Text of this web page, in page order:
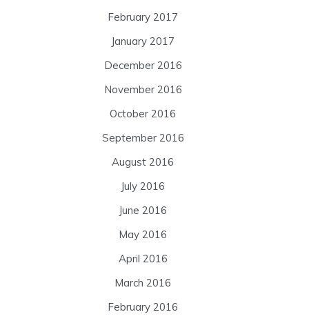
February 2017
January 2017
December 2016
November 2016
October 2016
September 2016
August 2016
July 2016
June 2016
May 2016
April 2016
March 2016
February 2016